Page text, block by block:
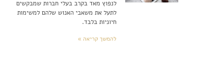
לנפוץ מאד בקרב בעלי חברות שמבקשים
לתעל את משאבי האנוש שלהם למשימות
חיוניות בלבד.
להמשך קריאה »